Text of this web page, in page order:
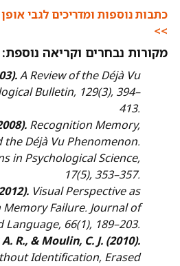
כתבות נוספות ומדריכים לגבי
>>
מקורות נבחרים וקריאה נוספת:
A Review of the Déjà Vu
Bulletin, 129(3), 394–
413.
Recognition Memory,
the Déjà Vu Phenomenon.
in Psychological Science,
17(5), 353–357.
Visual Perspective as
Failure. Journal of
Language, 66(1), 189–203.
A. R., & Moulin, C. J. (2010).
Identification, Erased